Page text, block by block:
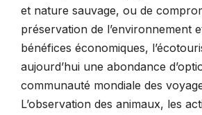
et nature sauvage, ou de
préservation de l’environnement
bénéfices économiques,
aujourd’hui une abondance
communauté mondiale des
L’observation des animaux, les